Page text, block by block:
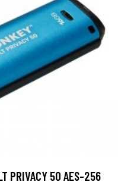
PRIVACY 50 AES-256